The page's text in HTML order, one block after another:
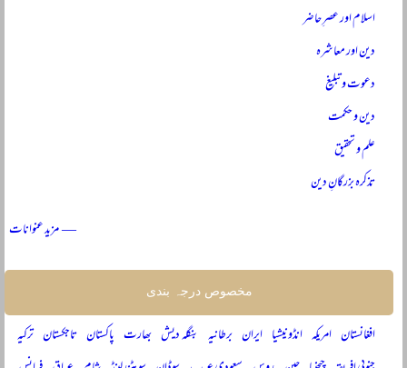
اسلام اور عصرِ حاضر
دین اور معاشرہ
دعوت و تبلیغ
دین و حکمت
علم و تحقیق
تذکرہ بزرگانِ دین
— مزید عنوانات
مخصوص درجہ بندی
افغانستان امریکہ انڈونیشیا ایران برطانیہ بنگلہ دیش بھارت پاکستان تاجکستان ترکیہ